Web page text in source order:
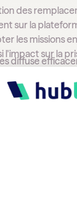
des
sur la
les missions
sur la
diffuse
le flux
besoin,
sécurité des
pour
coordination
les
défis
de santé